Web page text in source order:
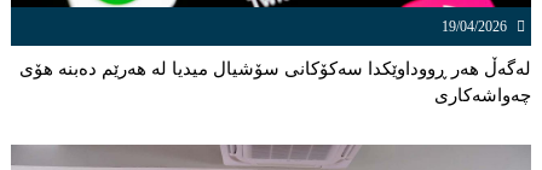
19/04/2026
لەگەڵ هەر ڕووداوێكدا سەكۆكانی سۆشیال میدیا لە هەرێم دەبنە هۆی
چەواشەكاری